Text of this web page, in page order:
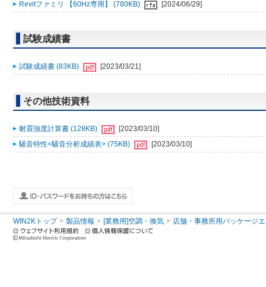
Revitファミリ 【60Hz専用】 (780KB)
[2024/06/29]
試験成績書
試験成績書 (83KB) [2023/03/21]
その他技術資料
耐震強度計算書 (128KB)
[2023/03/10]
騒音特性<騒音分析成績表> (75KB)
[2023/03/10]
WIN2Kトップ 製品情報 [業務用]空調・換気 店舗・事務所用パッケージ